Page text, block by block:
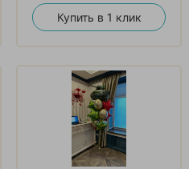
Купить в 1 клик